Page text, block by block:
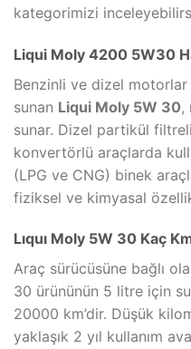
kategorimizi
Liqui Moly 4200 5W30
Benzinli ve dizel motorlar
sunan Liqui Moly 5W 30,
sunar. Dizel partikül
konvertörlü araçlarda
(LPG ve CNG) binek
fiziksel ve kimyasal
Lıquı Moly 5W 30 Kaç
Araç sürücüsüne bağlı
30 ürününün 5 litre için
20000 km’dir. Düşük
yaklaşık 2 yıl kullanım